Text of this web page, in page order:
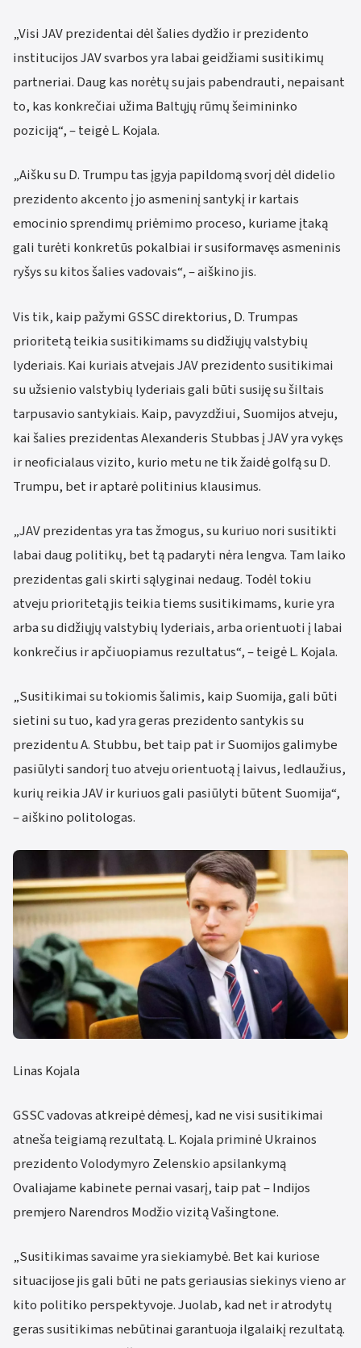
„Visi JAV prezidentai dėl šalies dydžio ir prezidento
institucijos JAV svarbos yra labai geidžiami susitikimų
partneriai. Daug kas norėtų su jais pabendrauti, nepaisant
to, kas konkrečiai užima Baltųjų rūmų šeimininko
poziciją“, – teigė L. Kojala.
„Aišku su D. Trumpu tas įgyja papildomą svorį dėl didelio
prezidento akcento į jo asmeninį santykį ir kartais
emocinio sprendimų priėmimo proceso, kuriame įtaką
gali turėti konkretūs pokalbiai ir susiformavęs asmeninis
ryšys su kitos šalies vadovais“, – aiškino jis.
Vis tik, kaip pažymi GSSC direktorius, D. Trumpas
prioritetą teikia susitikimams su didžiųjų valstybių
lyderiais. Kai kuriais atvejais JAV prezidento susitikimai
su užsienio valstybių lyderiais gali būti susiję su šiltais
tarpusavio santykiais. Kaip, pavyzdžiui, Suomijos atveju,
kai šalies prezidentas Alexanderis Stubbas į JAV yra vykęs
ir neoficialaus vizito, kurio metu ne tik žaidė golfą su D.
Trumpu, bet ir aptarė politinius klausimus.
„JAV prezidentas yra tas žmogus, su kuriuo nori susitikti
labai daug politikų, bet tą padaryti nėra lengva. Tam laiko
prezidentas gali skirti sąlyginai nedaug. Todėl tokiu
atveju prioritetą jis teikia tiems susitikimams, kurie yra
arba su didžiųjų valstybių lyderiais, arba orientuoti į labai
konkrečius ir apčiuopiamus rezultatus“, – teigė L. Kojala.
„Susitikimai su tokiomis šalimis, kaip Suomija, gali būti
sietini su tuo, kad yra geras prezidento santykis su
prezidentu A. Stubbu, bet taip pat ir Suomijos galimybe
pasiūlyti sandorį tuo atveju orientuotą į laivus, ledlaužius,
kurių reikia JAV ir kuriuos gali pasiūlyti būtent Suomija“,
– aiškino politologas.
Linas Kojala
GSSC vadovas atkreipė dėmesį, kad ne visi susitikimai
atneša teigiamą rezultatą. L. Kojala priminė Ukrainos
prezidento Volodymyro Zelenskio apsilankymą
Ovaliajame kabinete pernai vasarį, taip pat – Indijos
premjero Narendros Modžio vizitą Vašingtone.
„Susitikimas savaime yra siekiamybė. Bet kai kuriose
situacijose jis gali būti ne pats geriausias siekinys vieno ar
kito politiko perspektyvoje. Juolab, kad net ir atrodytų
geras susitikimas nebūtinai garantuoja ilgalaikį rezultatą.